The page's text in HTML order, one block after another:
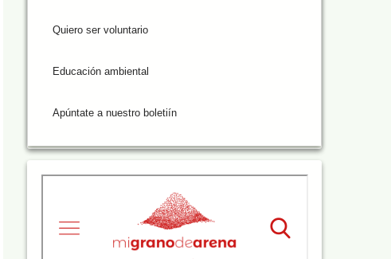
Quiero ser voluntario
Educación ambiental
Apúntate a nuestro boletiín